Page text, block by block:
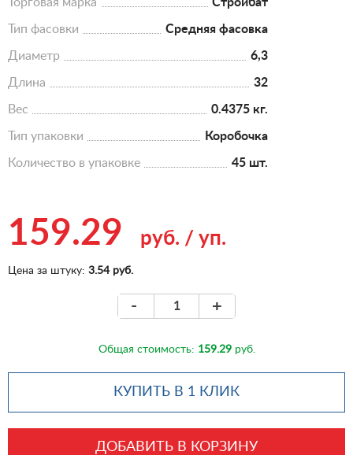
Тип фасовки Средняя фасовка
Диаметр 6,3
Длина 32
Вес 0.4375 кг.
Тип упаковки Коробочка
Количество в упаковке 45 шт.
159.29 руб. / уп.
Цена за штуку: 3.54 руб.
- +
Общая стоимость: 159.29руб.
КУПИТЬ В 1 КЛИК
ДОБАВИТЬ В КОРЗИНУ